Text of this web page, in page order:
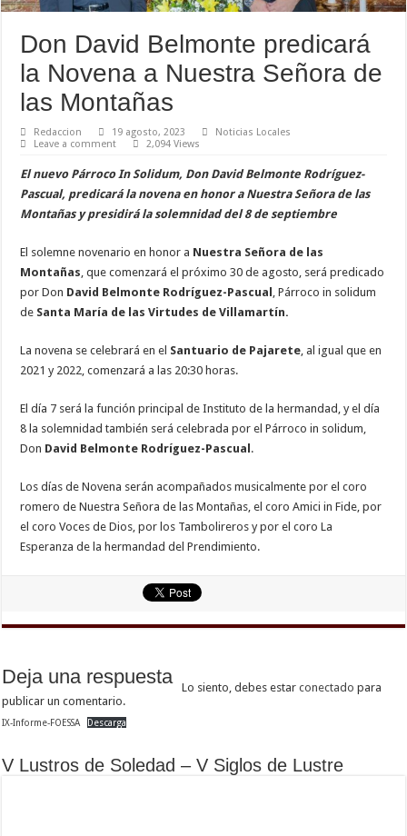
Don David Belmonte predicará
la Novena a Nuestra Señora de
las Montañas
Redaccion 19 agosto, 2023
Noticias Locales
Leave a comment
2,094 Views
El nuevo Párroco In Solidum, Don David Belmonte Rodríguez-
Pascual, predicará la novena en honor a Nuestra Señora de las
Montañas y presidirá la solemnidad del 8 de septiembre
El solemne novenario en honor a Nuestra Señora de las
Montañas , que comenzará el próximo 30 de agosto, será predicado
por Don David Belmonte Rodríguez-Pascual , Párroco in solidum
de Santa María de las Virtudes de Villamartín.
La novena se celebrará en el Santuario de Pajarete , al igual que en
2021 y 2022, comenzará a las 20:30 horas.
El día 7 será la función principal de Instituto de la hermandad, y el día
8 la solemnidad también será celebrada por el Párroco in solidum,
Don David Belmonte Rodríguez-Pascual.
Los días de Novena serán acompañados musicalmente por el coro
romero de Nuestra Señora de las Montañas, el coro Amici in Fide, por
el coro Voces de Dios, por los Tambolireros y por el coro La
Esperanza de la hermandad del Prendimiento.
Deja una respuesta Lo siento, debes estarconectado para
publicar un comentario.
IX-Informe-FOESSA Descarga
V Lustros de Soledad – V Siglos de Lustre